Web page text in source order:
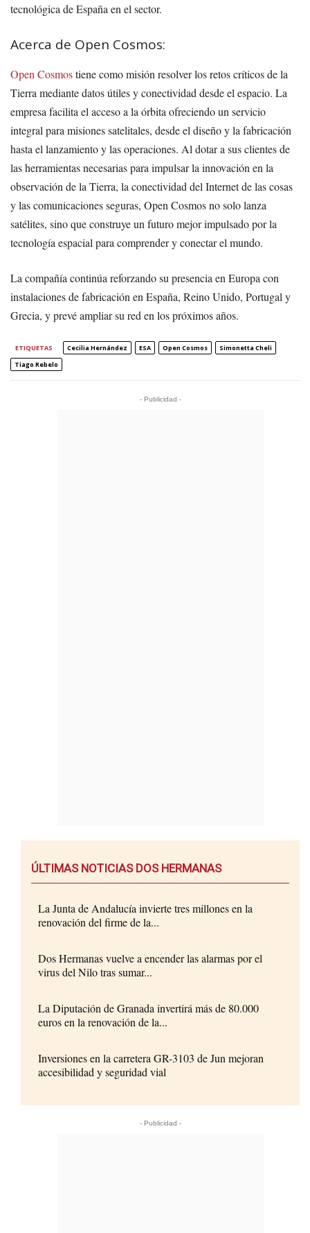
tecnológica de España en el sector.
Acerca de Open Cosmos:
Open Cosmostiene como misión resolver los retos críticos de la
Tierra mediante datos útiles y conectividad desde el espacio. La
empresa facilita el acceso a la órbita ofreciendo un servicio
integral para misiones satelitales, desde el diseño y la fabricación
hasta el lanzamiento y las operaciones. Al dotar a sus clientes de
las herramientas necesarias para impulsar la innovación en la
observación de la Tierra, la conectividad del Internet de las cosas
y las comunicaciones seguras, Open Cosmos no solo lanza
satélites, sino que construye un futuro mejor impulsado por la
tecnología espacial para comprender y conectar el mundo.
La compañía continúa reforzando su presencia en Europa con
instalaciones de fabricación en España, Reino Unido, Portugal y
Grecia, y prevé ampliar su red en los próximos años.
ETIQUETAS Cecilia Hernández ESA Open Cosmos
Simonetta Cheli
Tiago Rebelo
- Publicidad -
ÚLTIMAS NOTICIAS DOS HERMANAS
La Junta de Andalucía invierte tres millones en la
renovación del firme de la...
Dos Hermanas vuelve a encender las alarmas por el
virus del Nilo tras sumar...
La Diputación de Granada invertirá más de 80.000
euros en la renovación de la...
Inversiones en la carretera GR-3103 de Jun mejoran
accesibilidad y seguridad vial
- Publicidad -